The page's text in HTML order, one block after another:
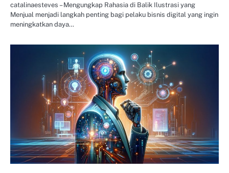
catalinaesteves – Mengungkap Rahasia di Balik Ilustrasi yang
Menjual menjadi langkah penting bagi pelaku bisnis digital yang ingin
meningkatkan daya…